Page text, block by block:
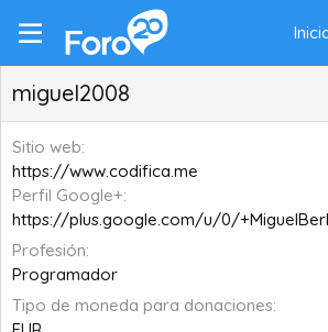
miguel2008
Sitio web
https://www.codifica.me
Perfil Google+
https://plus.google.com/u/0/
Profesión
Programador
Tipo de moneda para donaciones